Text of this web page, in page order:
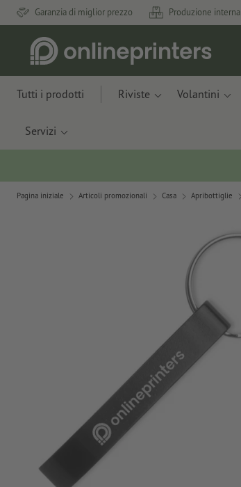
Garanzia di miglior prezzo Produzione interna
Tutti i prodotti Riviste Volantini
Servizi
Pagina iniziale Articoli promozionali Casa Apribottiglie